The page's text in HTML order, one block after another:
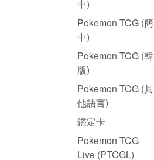
中)
Pokemon TCG (簡
中)
Pokemon TCG (韓
版)
Pokemon TCG (其
他語言)
鑑定卡
Pokemon TCG
Live (PTCGL)